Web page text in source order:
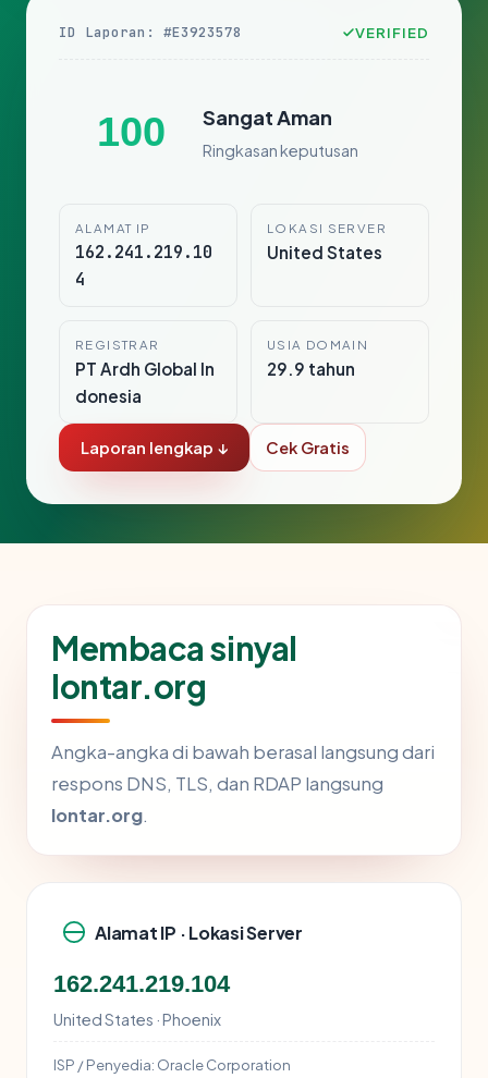
ID Laporan: #E3923578 VERIFIED
100 Sangat Aman
Ringkasan keputusan
ALAMAT IP
162.241.219.10
4
LOKASI SERVER
United States
REGISTRAR
PT Ardh Global In
donesia
USIA DOMAIN
29.9 tahun
Laporan lengkap ↓ Cek Gratis
Membaca sinyal
lontar.org
Angka-angka di bawah berasal langsung dari
respons DNS, TLS, dan RDAP langsung
lontar.org.
Alamat IP · Lokasi Server
162.241.219.104
United States · Phoenix
ISP / Penyedia: Oracle Corporation